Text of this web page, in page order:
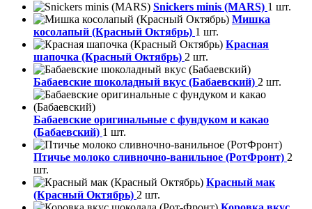
Snickers minis (MARS) 1 шт.
Мишка
косолапый (Красный Октябрь) 1 шт.
Красная
шапочка (Красный Октябрь) 2 шт.
Бабаевские шоколадный вкус (Бабаевский) 2 шт.
Бабаевские оригинальные с фундуком и какао
(Бабаевский) 1 шт.
Птичье молоко сливночно-ванильное (РотФронт) 2
шт.
Красный мак
(Красный Октябрь) 2 шт.